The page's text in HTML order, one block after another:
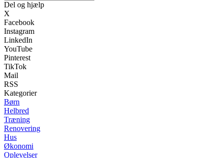
Del og hjælp
X
Facebook
Instagram
LinkedIn
YouTube
Pinterest
TikTok
Mail
RSS
Kategorier
Børn
Helbred
Træning
Renovering
Hus
Økonomi
Oplevelser